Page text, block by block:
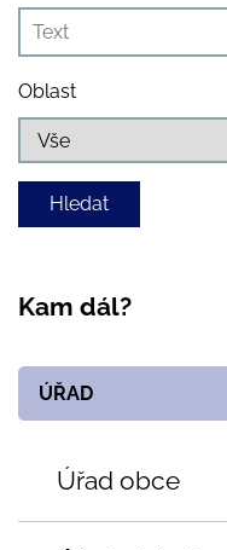
Oblast
Kam dál?
ÚŘAD
Úřad obce